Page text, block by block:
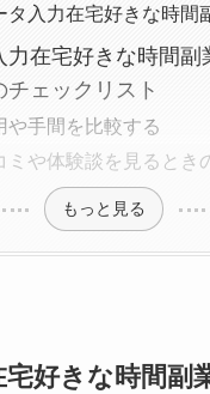
タ入力在宅好きな時間
力在宅好きな時間副
チェックリスト
や手間を比較する
ミや体験談を見るとき
もっと見る
好きな時間副